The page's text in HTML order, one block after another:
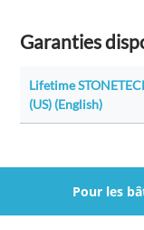
Garanties
Lifetime
(US) (English)
Pour les